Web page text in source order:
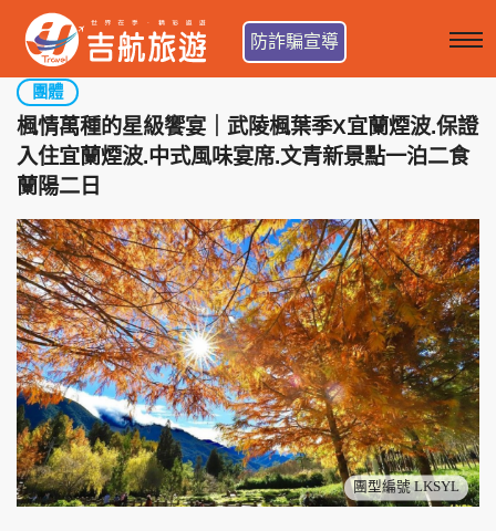
防詐騙宣導
團體
楓情萬種的星級饗宴｜武陵楓葉季X宜蘭煙波.保證
入住宜蘭煙波.中式風味宴席.文青新景點一泊二食
蘭陽二日
團型編號 LKSYL